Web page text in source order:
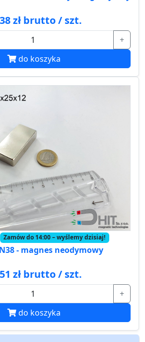
zł brutto / szt.
+
do koszyka
Zamów do 14:00 – wyślemy dzisiaj!
- magnes neodymowy
zł brutto / szt.
+
do koszyka